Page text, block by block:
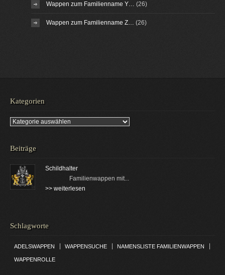
Wappen zum Familienname Y… (26)
Wappen zum Familienname Z… (26)
Kategorien
Kategorien
Beiträge
Schildhalter
Familienwappen mit...
>> weiterlesen
Schlagworte
ADELSWAPPEN WAPPENSUCHE NAMENSLISTE FAMILIENWAPPEN
WAPPENROLLE